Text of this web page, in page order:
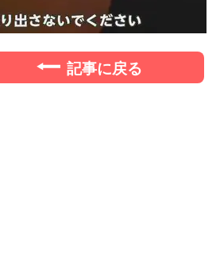
記事に戻る